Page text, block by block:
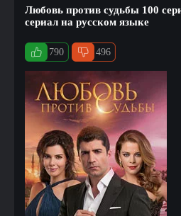
Любовь против судьбы 100
сериал на русском языке
790 496